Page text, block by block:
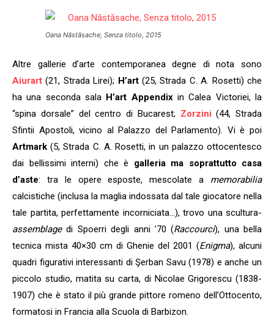
Oana Năstăsache, Senza titolo, 2015
Altre gallerie d’arte contemporanea degne di nota sono
Aiurart (21, Strada Lirei); H’art(25, Strada C. A. Rosetti) che
ha una seconda sala H’art Appendixin Calea Victoriei, la
“spina dorsale” del centro di Bucarest; Zorzini (44, Strada
Sfintii Apostoli, vicino al Palazzo del Parlamento). Vi è poi
Artmark (5, Strada C. A. Rosetti, in un palazzo ottocentesco
dai bellissimi interni) che è galleria ma soprattutto casa
d’aste: tra le opere esposte, mescolate a memorabilia
calcistiche (inclusa la maglia indossata dal tale giocatore nella
tale partita, perfettamente incorniciata…), trovo una scultura-
assemblagedi Spoerri degli anni ’70 (Raccourci), una bella
tecnica mista 40×30 cm di Ghenie del 2001 (Enigma), alcuni
quadri figurativi interessanti di Şerban Savu (1978) e anche un
piccolo studio, matita su carta, di Nicolae Grigorescu (1838-
1907) che è stato il più grande pittore romeno dell’Ottocento,
formatosi in Francia alla Scuola di Barbizon.